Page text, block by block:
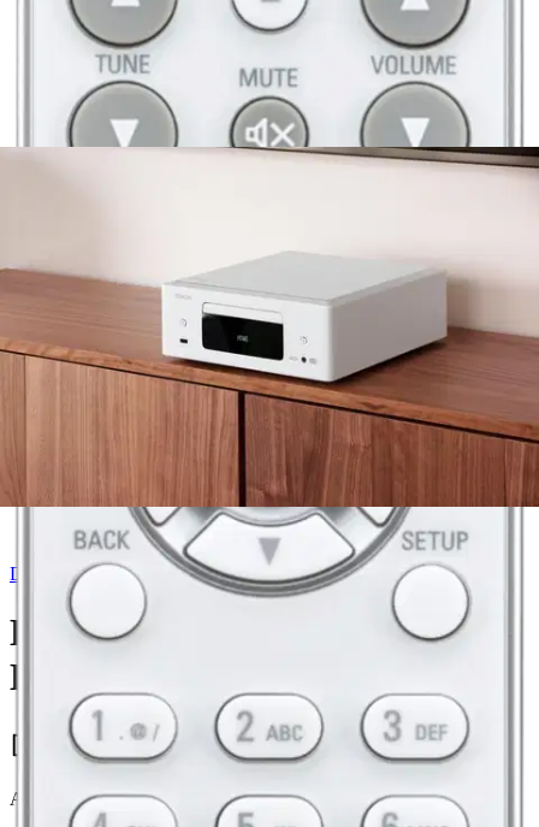
Denon
Denon vahvistin CEOL N12
HEOS
551,65 €
Asiakasomistajahinta